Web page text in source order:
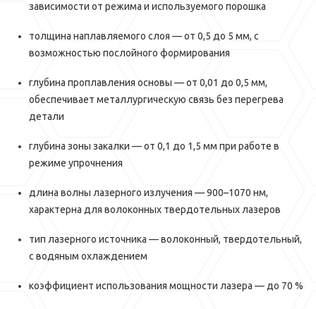
зависимости от режима и используемого порошка
толщина наплавляемого слоя — от 0,5 до 5 мм, с
возможностью послойного формирования
глубина проплавления основы — от 0,01 до 0,5 мм,
обеспечивает металлургическую связь без перегрева
детали
глубина зоны закалки — от 0,1 до 1,5 мм при работе в
режиме упрочнения
длина волны лазерного излучения — 900–1070 нм,
характерна для волоконных твердотельных лазеров
тип лазерного источника — волоконный, твердотельный,
с водяным охлаждением
коэффициент использования мощности лазера — до 70 %